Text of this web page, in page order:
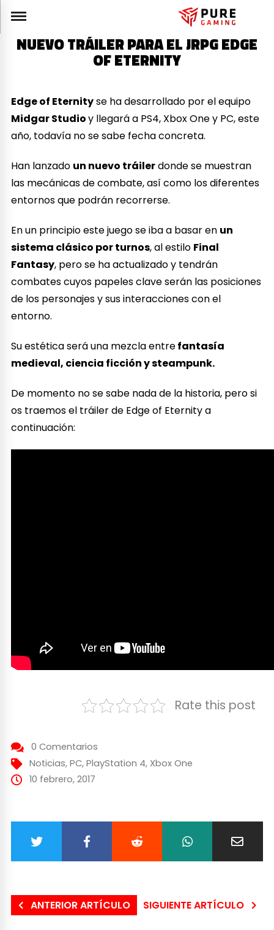
NUEVO TRÁILER PARA EL JRPG EDGE
OF ETERNITY
Edge of Eternityse ha desarrollado por el equipo
Midgar Studioy llegará a PS4, Xbox One y PC, este
año, todavía no se sabe fecha concreta.
Han lanzado un nuevo tráilerdonde se muestran
las mecánicas de combate, así como los diferentes
entornos que podrán recorrerse.
En un principio este juego se iba a basar en un
sistema clásico por turnos, al estilo Final
Fantasy, pero se ha actualizado y tendrán
combates cuyos papeles clave serán las posiciones
de los personajes y sus interacciones con el
entorno.
Su estética será una mezcla entrefantasía
medieval, ciencia ficción y steampunk.
De momento no se sabe nada de la historia, pero si
os traemos el tráiler de Edge of Eternity a
continuación:
Rate this post
0 Comentarios
Noticias, PC, PlayStation 4, Xbox One
10 febrero, 2017
ANTERIOR ARTÍCULO SIGUIENTE ARTÍCULO